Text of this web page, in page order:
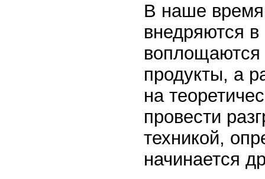
В наше
внедряются в
продукты, а
на
провести
техникой,
начинается